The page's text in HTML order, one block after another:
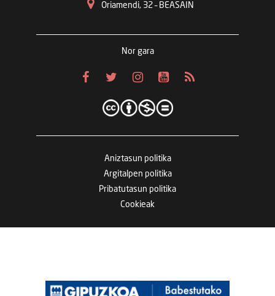
Oriamendi, 32 – BEASAIN
Nor gara
Aniztasun politika
Argitalpen politika
Pribatutasun politika
Cookieak